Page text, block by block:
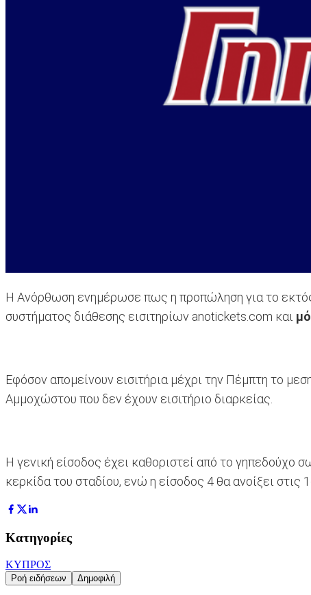
Η Ανόρθωση ενημέρωσε πως η προπώληση για το εκτός
συστήματος διάθεσης εισιτηρίων anotickets.com και
Εφόσον απομείνουν εισιτήρια μέχρι την Πέμπτη το
Αμμοχώστου που δεν έχουν εισιτήριο διαρκείας.
Η γενική είσοδος έχει καθοριστεί από το γηπεδούχο
κερκίδα του σταδίου, ενώ η είσοδος 4 θα ανοίξει στις
Κατηγορίες
ΚΥΠΡΟΣ
Ροή ειδήσεων Δημοφιλή